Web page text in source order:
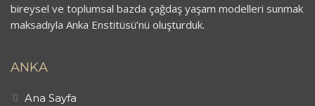
bireysel ve toplumsal bazda çağdaş yaşam modelleri sunmak
maksadıyla Anka Enstitüsü’nü oluşturduk.
ANKA
Ana Sayfa